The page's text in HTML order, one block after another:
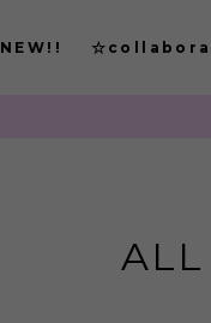
NEW!!
ALL